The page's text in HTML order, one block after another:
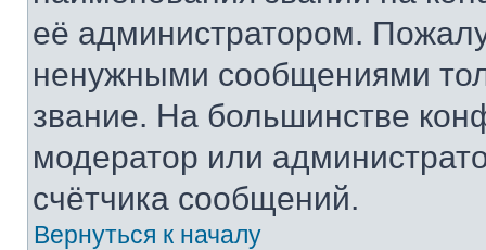
её администратором.
ненужными сообщениями
звание. На большинстве
модератор или
счётчика сообщений.
Вернуться к началу